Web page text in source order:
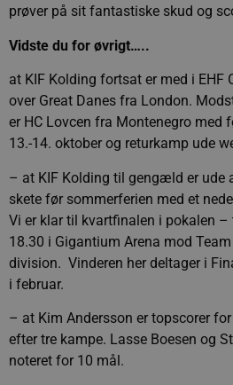
prøver på sit fantastiske skud og
Vidste du for øvrigt…..
at KIF Kolding fortsat er med i EHF
over Great Danes fra London.
er HC Lovcen fra Montenegro med
13.-14. oktober og returkamp ude
– at KIF Kolding til gengæld er ude
skete før sommerferien med et
Vi er klar til kvartfinalen i pokalen –
18.30 i Gigantium Arena mod
division. Vinderen her deltager i
i februar.
– at Kim Andersson er topscorer
efter tre kampe. Lasse Boesen og
noteret for 10 mål.